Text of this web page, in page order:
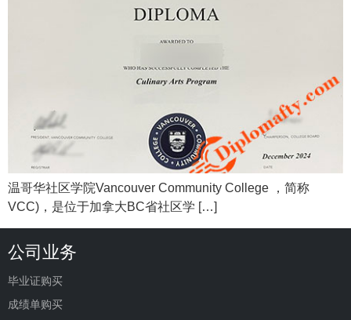
温哥华社区学院Vancouver Community College ，简称
VCC)，是位于加拿大BC省社区学 […]
公司业务
毕业证购买
成绩单购买